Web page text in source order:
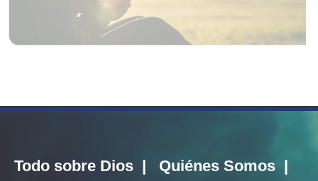
Todo sobre Dios | Quiénes Somos |